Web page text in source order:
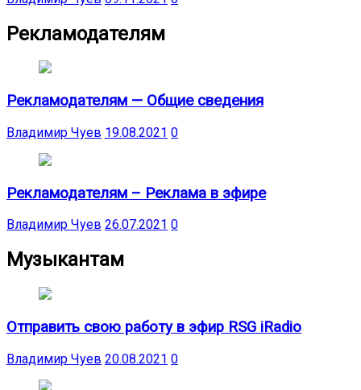
Рекламодателям
Рекламодателям — Общие сведения
Владимир Чуев 19.08.2021 0
Рекламодателям – Реклама в эфире
Владимир Чуев 26.07.2021 0
Музыкантам
Отправить свою работу в эфир RSG iRadio
Владимир Чуев 20.08.2021 0